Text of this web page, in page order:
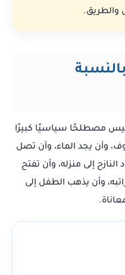
والطريق.
ليس مصطلحًا سياسيًا كبيرًا
وأن يجد الماء، وأن تصل
إلى منزله، وأن تفتح
وأن يذهب الطفل إلى